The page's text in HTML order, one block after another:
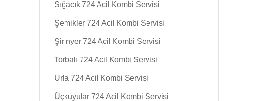
Sığacık 724 Acil Kombi Servisi
Şemikler 724 Acil Kombi Servisi
Şirinyer 724 Acil Kombi Servisi
Torbalı 724 Acil Kombi Servisi
Urla 724 Acil Kombi Servisi
Üçkuyular 724 Acil Kombi Servisi